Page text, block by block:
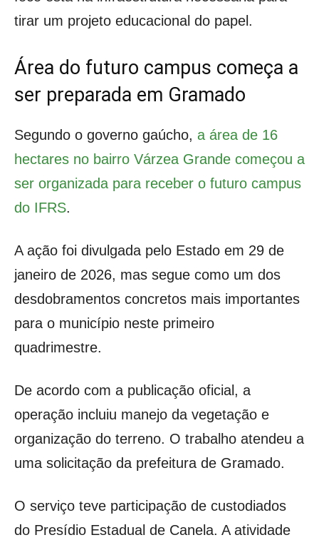
tirar um projeto educacional do papel.
Área do futuro campus começa a
ser preparada em Gramado
Segundo o governo gaúcho, a área de 16
hectares no bairro Várzea Grande começou a
ser organizada para receber o futuro campus
do IFRS.
A ação foi divulgada pelo Estado em 29 de
janeiro de 2026, mas segue como um dos
desdobramentos concretos mais importantes
para o município neste primeiro
quadrimestre.
De acordo com a publicação oficial, a
operação incluiu manejo da vegetação e
organização do terreno. O trabalho atendeu a
uma solicitação da prefeitura de Gramado.
O serviço teve participação de custodiados
do Presídio Estadual de Canela. A atividade